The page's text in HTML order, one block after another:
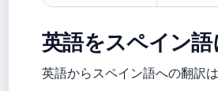
英語をスペイン
英語からスペイン語への翻訳